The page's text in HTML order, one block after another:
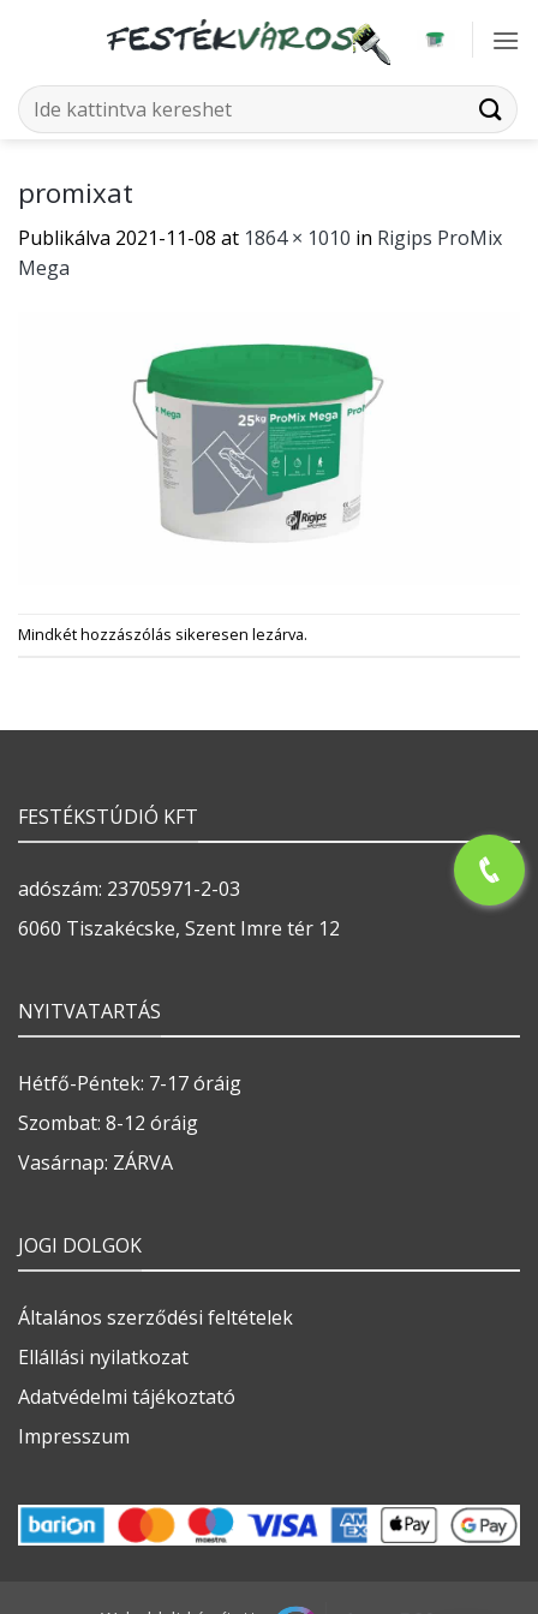
Keresés
a
promixat
Publikálva 2021-11-08 at 1864 × 1010 in Rigips ProMix
Mega
Mindkét hozzászólás sikeresen lezárva.
FESTÉKSTÚDIÓ KFT
adószám: 23705971-2-03
6060 Tiszakécske, Szent Imre tér 12
NYITVATARTÁS
Hétfő-Péntek: 7-17 óráig
Szombat: 8-12 óráig
Vasárnap: ZÁRVA
JOGI DOLGOK
Általános szerződési feltételek
Ellállási nyilatkozat
Adatvédelmi tájékoztató
Impresszum